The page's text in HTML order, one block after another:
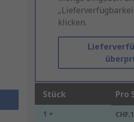
klicken.
Stück Pro
1 +